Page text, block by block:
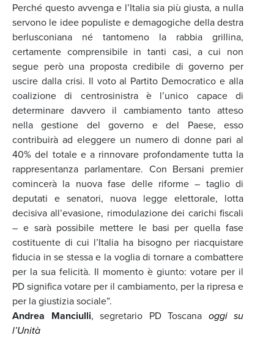
Perché questo avvenga e l’Italia sia più giusta, a nulla
servono le idee populiste e demagogiche della destra
berlusconiana né tantomeno la rabbia grillina,
certamente comprensibile in tanti casi, a cui non
segue però una proposta credibile di governo per
uscire dalla crisi. Il voto al Partito Democratico e alla
coalizione di centrosinistra è l’unico capace di
determinare davvero il cambiamento tanto atteso
nella gestione del governo e del Paese, esso
contribuirà ad eleggere un numero di donne pari al
40% del totale e a rinnovare profondamente tutta la
rappresentanza parlamentare. Con Bersani premier
comincerà la nuova fase delle riforme – taglio di
deputati e senatori, nuova legge elettorale, lotta
decisiva all’evasione, rimodulazione dei carichi fiscali
– e sarà possibile mettere le basi per quella fase
costituente di cui l’Italia ha bisogno per riacquistare
fiducia in se stessa e la voglia di tornare a combattere
per la sua felicità. Il momento è giunto: votare per il
PD significa votare per il cambiamento, per la ripresa e
per la giustizia sociale”.
Andrea Manciulli, segretario PD Toscana oggi su
l’Unità